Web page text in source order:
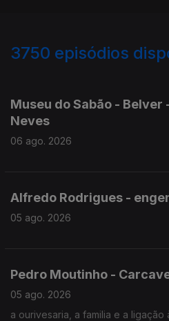
3750 episódios
Museu do Sabão - Belver
Neves
06 ago. 2026
Alfredo Rodrigues -
05 ago. 2026
Pedro Moutinho -
05 ago. 2026
a ourivesaria, a familia e a ligação